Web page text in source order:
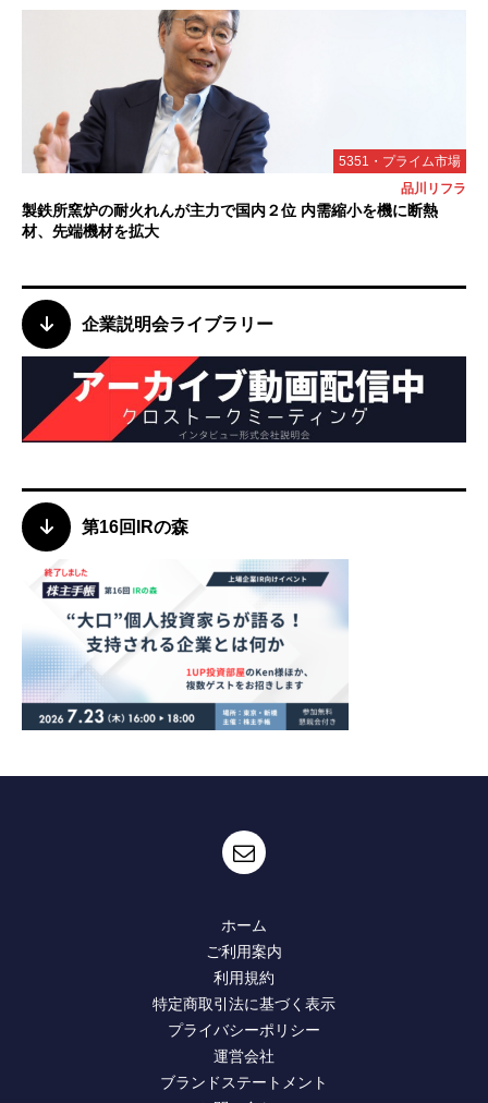
5351・プライム市場
品川リフラ
製鉄所窯炉の耐火れんが主力で国内２位 内需縮小を機に断熱
材、先端機材を拡大
企業説明会ライブラリー
第16回IRの森
ホーム
ご利用案内
利用規約
特定商取引法に基づく表示
プライバシーポリシー
運営会社
ブランドステートメント